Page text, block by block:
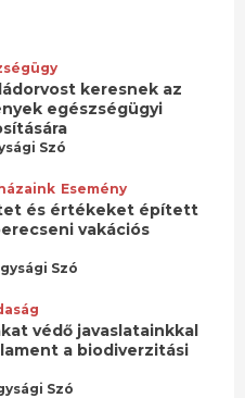
keresnek az
egészségügyi
Szó
Esemény
és értékeket épített
vakációs
Szó
védő javaslatainkkal
a biodiverzitási
Szó